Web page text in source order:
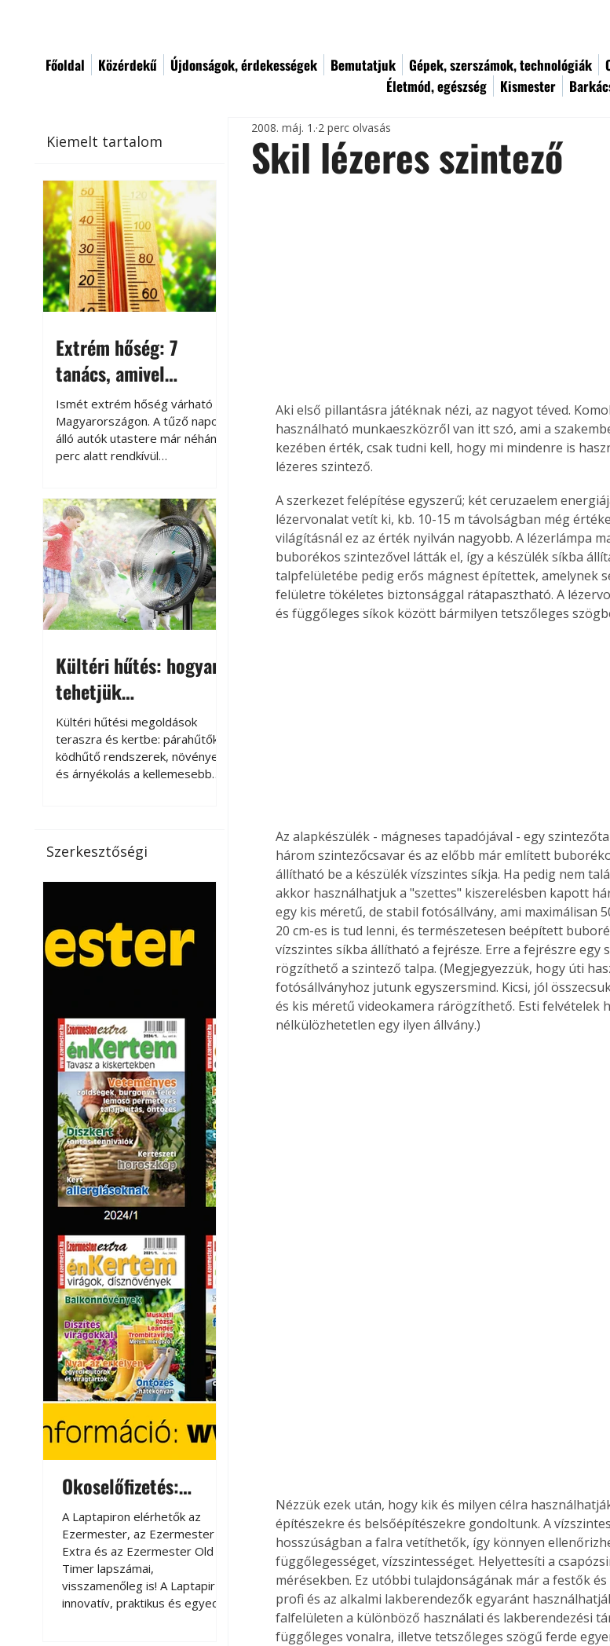
Főoldal Közérdekű Újdonságok, érdekességek Bemutatjuk Gépek, szerszámok, technológiák
Életmód, egészség
Kismester
Kiemelt tartalom
Extrém hőség: 7
tanács, amivel
megóvhatjuk
autónkat a nyári
károktól
Ismét extrém hőség várható
Magyarországon. A tűző napon
álló autók utastere már néhány
perc alatt rendkívül
megközelítheti. Ez nemcsak a
beszállást teszi kellemetlenné,
hanem az autó állapotára és a
benne hagyott tárgyakra is
káros hatással lehet. Néhány
egyszerű óvintézkedéssel
azonban jelentősen
csökkenthetjük a hőség káros
Kültéri hűtés: hogyan
tehetjük
kellemesebbé a
teraszt és a kertet?
Kültéri hűtési megoldások
teraszra és kertbe: párahűtők,
ködhűtő rendszerek, növények
és árnyékolás a kellemesebb
jelentőséget kapott, ahogy a
nyári hőhullámok gyakoribbá és
a megoldást a meleg ellen, ma
már egyre többen keresnek
olyan kültéri hűtési
vendégl
Szerkesztőségi
Okoselőfizetés:
Ezermester Extra
A Laptapiron elérhetők az
Ezermester, az Ezermester
Extra és az Ezermester Old
Timer lapszámai,
visszamenőleg is! A Laptapir új,
innovatív, praktikus és egyedi
A Laptapiron elérhetők az
Ezermester, az Ezermester
Extra és az Ezermester Old
Timer lapszámai,
visszamenőleg is! A Laptapir új,
innovatív, praktikus és egyedi
megoldás a nyomtatott
magazinok digitális olvasására
Bővebb információ itt!
Együtt jobban megéri! A
könyvek tetszőleges
párosítással kedvezményes
áron, 0 Ft postaköltséggel
megrendelhetők!
Skil lézeres szintező
2008. máj. 1. 2 perc olvasás
Aki első pillantásra játéknak nézi, az nagyot téved.
használható munkaeszközről van itt szó, ami a
kezében érték, csak tudni kell, hogy mi mindenre is
lézeres szintező.
A szerkezet felépítése egyszerű; két ceruzaelem
lézervonalat vetít ki, kb. 10-15 m távolságban még
világításnál ez az érték nyilván nagyobb. A lézerlámpa
buborékos szintezővel látták el, így a készülék síkba
talpfelületébe pedig erős mágnest építettek, amelynek
felületre tökéletes biztonsággal rátapasztható. A
és függőleges síkok között bármilyen tetszőleges
Az alapkészülék - mágneses tapadójával - egy
három szintezőcsavar és az előbb már említett
állítható be a készülék vízszintes síkja. Ha pedig nem
akkor használhatjuk a "szettes" kiszerelésben kapott
egy kis méretű, de stabil fotósállvány, ami maximálisan
20 cm-es is tud lenni, és természetesen beépített
vízszintes síkba állítható a fejrésze. Erre a fejrészre egy
rögzíthető a szintező talpa. (Megjegyezzük, hogy úti
fotósállványhoz jutunk egyszersmind. Kicsi, jól
és kis méretű videokamera rárögzíthető. Esti felvételek
nélkülözhetetlen egy ilyen állvány.)
Nézzük ezek után, hogy kik és milyen célra
építészekre és belsőépítészekre gondoltunk. A
hosszúságban a falra vetíthetők, így könnyen
függőlegességet, vízszintességet. Helyettesíti a
mérésekben. Ez utóbbi tulajdonságának már a festők
profi és az alkalmi lakberendezők egyaránt
falfelületen a különböző használati és lakberendezési
függőleges vonalra, illetve tetszőleges szögű ferde